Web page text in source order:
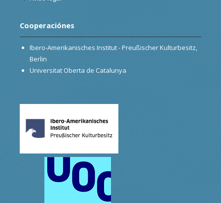
Cooperaciónes
Ibero-Amerikanisches Institut - Preußischer Kulturbesitz,
Berlin
Universitat Oberta de Catalunya